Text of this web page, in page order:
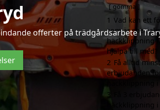
offerter på trädgårdsarbete i
gömma
1 Vad kan ett
som är
häckklippning i
hjälpa till med?
2 Få alltid
erbjudanden
häckklippning i
3
Få 3
häckklippning